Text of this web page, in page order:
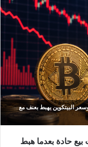
البيتكوين يهبط بعنف مع
حادة بعدما هبط